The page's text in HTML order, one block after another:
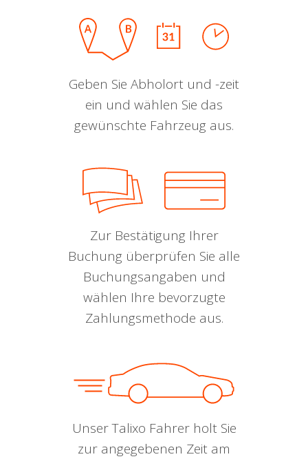
Geben Sie Abholort und -zeit
ein und wählen Sie das
gewünschte Fahrzeug aus.
Zur Bestätigung Ihrer
Buchung überprüfen Sie alle
Buchungsangaben und
wählen Ihre bevorzugte
Zahlungsmethode aus.
Unser Talixo Fahrer holt Sie
zur angegebenen Zeit am